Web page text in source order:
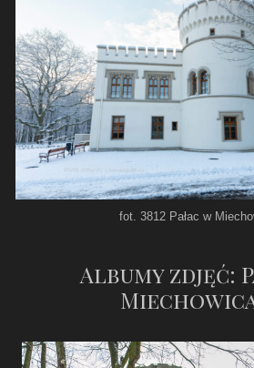
fot. 3812 Pałac w
Albumy zdjęć: